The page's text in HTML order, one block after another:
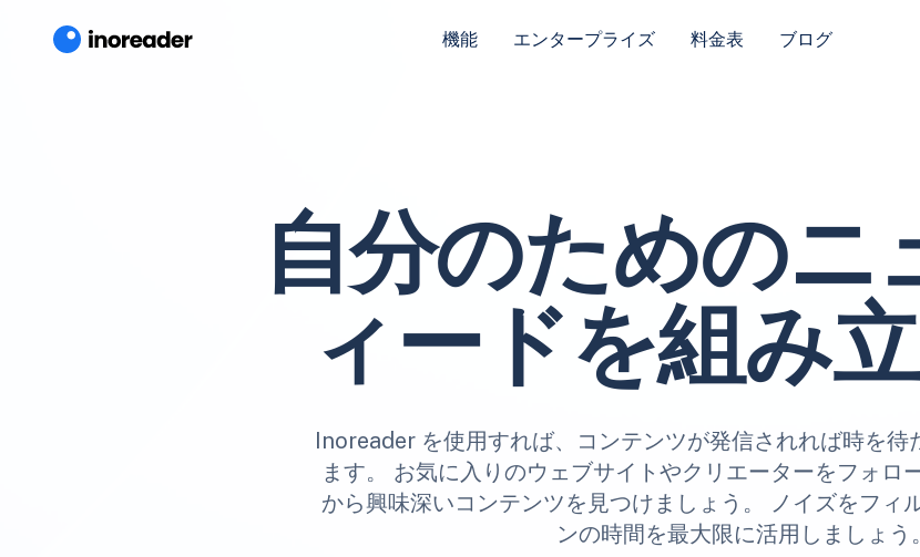
機能 エンタープライズ 料金表 ブログ
自分のためのニ
ィードを組み
Inoreader を使用すれば、コンテンツが発信されれば時を待
ます。 お気に入りのウェブサイトやクリエーターをフォロ
から興味深いコンテンツを見つけましょう。 ノイズをフィ
ンの時間を最大限に活用しましょう。